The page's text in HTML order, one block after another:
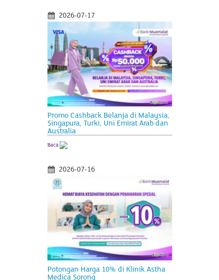
2026-07-17
Promo Cashback Belanja di Malaysia,
Singapura, Turki, Uni Emirat Arab dan
Australia
Baca
2026-07-16
Potongan Harga 10% di Klinik Astha
Medica Sorong